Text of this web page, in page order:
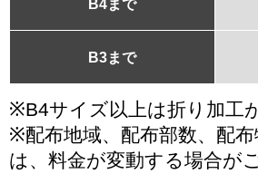
B4まで
B3まで
※B4サイズ以上は折り加工
※配布地域、配布部数、配
は、料金が変動する場合が